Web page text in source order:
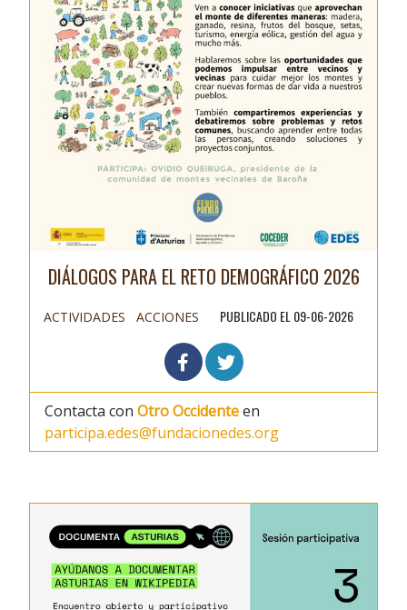
DIÁLOGOS PARA EL RETO DEMOGRÁFICO 2026
ACTIVIDADES ACCIONES PUBLICADO EL 09-06-2026
Contacta con Otro Occidenteen
participa.edes@fundacionedes.org